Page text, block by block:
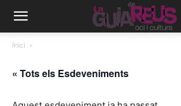
Inici
« Tots els Esdeveniments